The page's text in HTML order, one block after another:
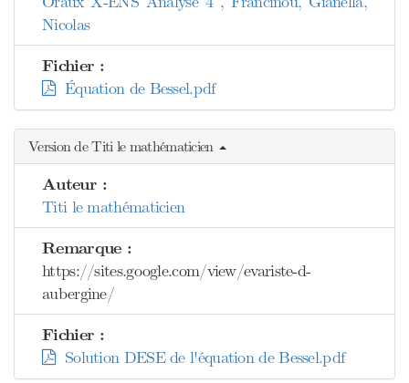
Nicolas
Fichier :
Équation de Bessel.pdf
Version de Titi le mathématicien
Auteur :
Titi le mathématicien
Remarque :
https://sites.google.com/view/evariste-d-
aubergine/
Fichier :
Solution DESE de l'équation de Bessel.pdf